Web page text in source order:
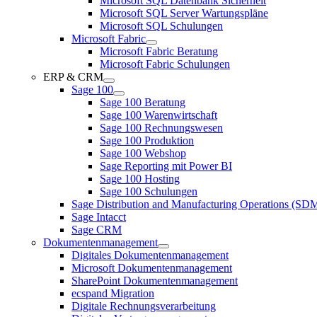
Microsoft SQL Server Wartungspläne
Microsoft SQL Schulungen
Microsoft Fabric
Microsoft Fabric Beratung
Microsoft Fabric Schulungen
ERP & CRM
Sage 100
Sage 100 Beratung
Sage 100 Warenwirtschaft
Sage 100 Rechnungswesen
Sage 100 Produktion
Sage 100 Webshop
Sage Reporting mit Power BI
Sage 100 Hosting
Sage 100 Schulungen
Sage Distribution and Manufacturing Operations
Sage Intacct
Sage CRM
Dokumentenmanagement
Digitales Dokumentenmanagement
Microsoft Dokumentenmanagement
SharePoint Dokumentenmanagement
ecspand Migration
Digitale Rechnungsverarbeitung